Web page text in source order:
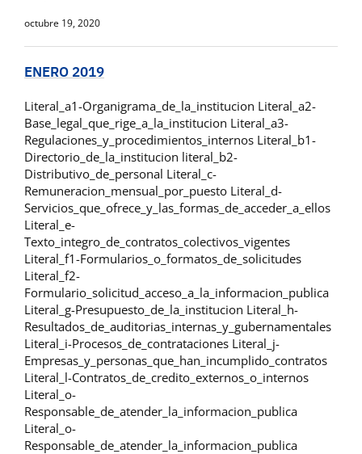
octubre 19, 2020
ENERO 2019
Literal_a1-Organigrama_de_la_institucion Literal_a2-
Base_legal_que_rige_a_la_institucion Literal_a3-
Regulaciones_y_procedimientos_internos Literal_b1-
Directorio_de_la_institucion literal_b2-
Distributivo_de_personal Literal_c-
Remuneracion_mensual_por_puesto Literal_d-
Servicios_que_ofrece_y_las_formas_de_acceder_a_ellos
Literal_e-
Texto_integro_de_contratos_colectivos_vigentes
Literal_f1-Formularios_o_formatos_de_solicitudes
Literal_f2-
Formulario_solicitud_acceso_a_la_informacion_publica
Literal_g-Presupuesto_de_la_institucion Literal_h-
Resultados_de_auditorias_internas_y_gubernamentales
Literal_i-Procesos_de_contrataciones Literal_j-
Empresas_y_personas_que_han_incumplido_contratos
Literal_l-Contratos_de_credito_externos_o_internos
Literal_o-
Responsable_de_atender_la_informacion_publica
Literal_o-
Responsable_de_atender_la_informacion_publica